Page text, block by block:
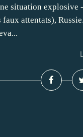
situation explosive
attentats),